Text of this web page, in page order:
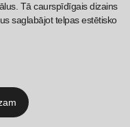
Tā caurspīdīgais dizains
saglabājot telpas estētisko